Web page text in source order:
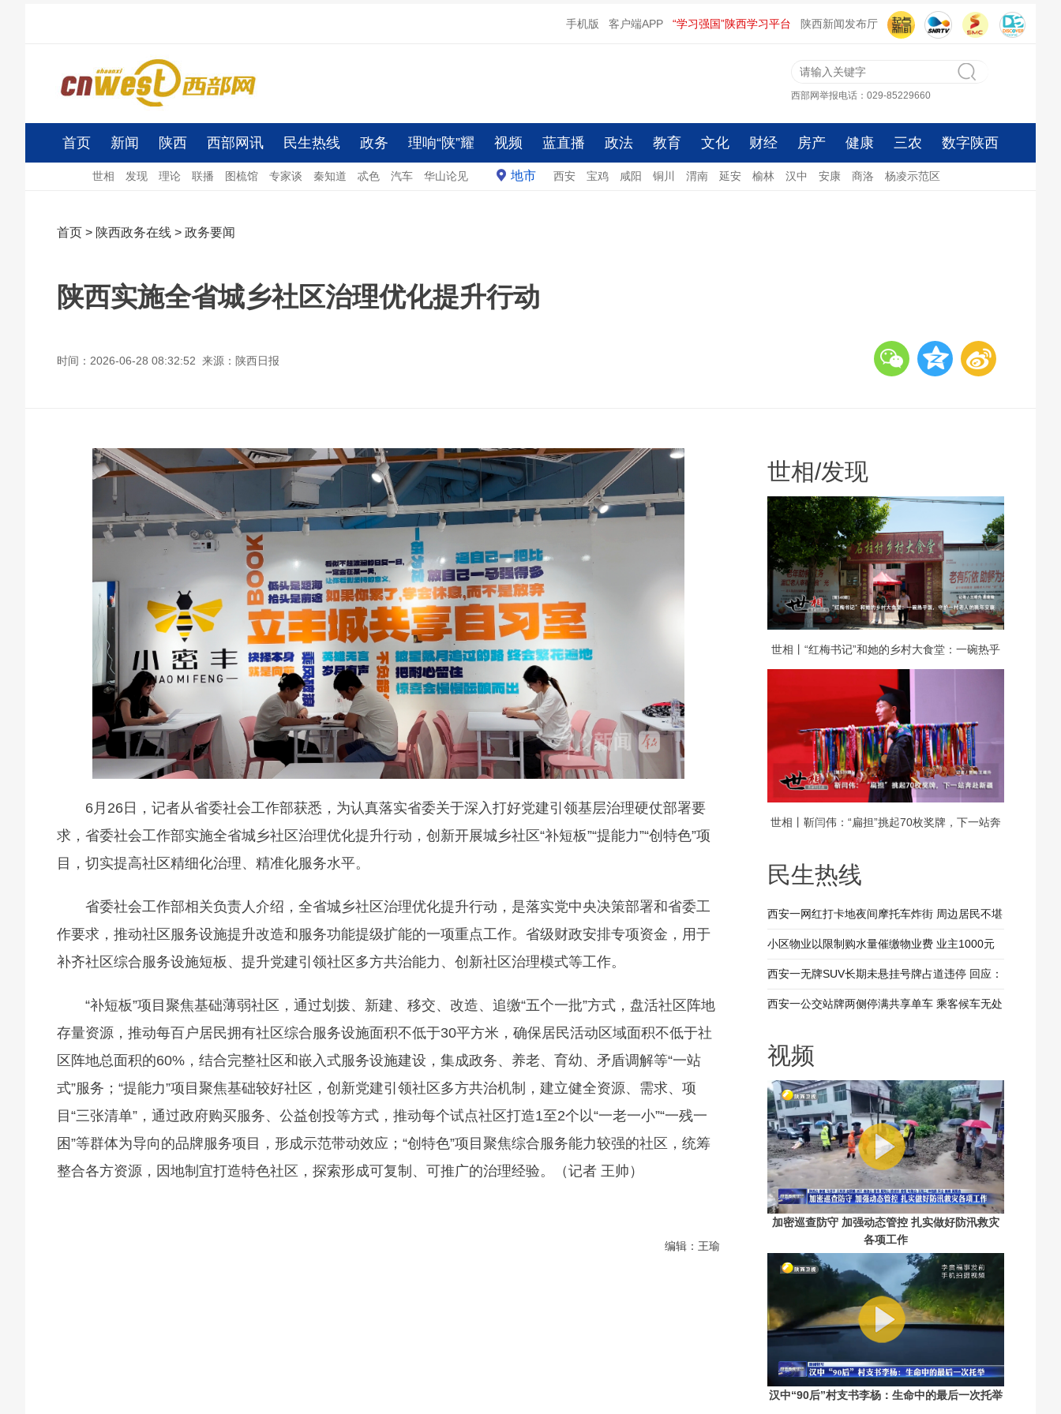
手机版 客户端APP “学习强国”陕西学习平台 陕西新闻发布厅
西部网举报电话：029-85229660
首页 新闻 陕西 西部网讯 民生热线 政务 理响“陕”耀 视频 蓝直播 政法 教育 文化 财经 房产 健康 三农 数字陕西
世相 发现 理论 联播 图梳馆 专家谈 秦知道 忒色 汽车 华山论见 地市 西安 宝鸡 咸阳 铜川 渭南 延安 榆林 汉中 安康 商洛 杨凌示范区
首页 > 陕西政务在线 > 政务要闻
陕西实施全省城乡社区治理优化提升行动
时间：2026-06-28 08:32:52 来源：陕西日报
6月26日，记者从省委社会工作部获悉，为认真落实省委关于深入打好党建引领基层治理硬仗部署要
求，省委社会工作部实施全省城乡社区治理优化提升行动，创新开展城乡社区“补短板”“提能力”“创特色”项
目，切实提高社区精细化治理、精准化服务水平。
省委社会工作部相关负责人介绍，全省城乡社区治理优化提升行动，是落实党中央决策部署和省委工
作要求，推动社区服务设施提升改造和服务功能提级扩能的一项重点工作。省级财政安排专项资金，用于
补齐社区综合服务设施短板、提升党建引领社区多方共治能力、创新社区治理模式等工作。
“补短板”项目聚焦基础薄弱社区，通过划拨、新建、移交、改造、追缴“五个一批”方式，盘活社区阵地
存量资源，推动每百户居民拥有社区综合服务设施面积不低于30平方米，确保居民活动区域面积不低于社
区阵地总面积的60%，结合完整社区和嵌入式服务设施建设，集成政务、养老、育幼、矛盾调解等“一站
式”服务；“提能力”项目聚焦基础较好社区，创新党建引领社区多方共治机制，建立健全资源、需求、项
目“三张清单”，通过政府购买服务、公益创投等方式，推动每个试点社区打造1至2个以“一老一小”“一残一
困”等群体为导向的品牌服务项目，形成示范带动效应；“创特色”项目聚焦综合服务能力较强的社区，统筹
整合各方资源，因地制宜打造特色社区，探索形成可复制、可推广的治理经验。（记者 王帅）
编辑：王瑜
世相/发现
世相丨“红梅书记”和她的乡村大食堂：一碗热乎
饭，守护一村老人的晚年安康
世相丨靳闫伟：“扁担”挑起70枚奖牌，下一站奔
民生热线
西安一网红打卡地夜间摩托车炸街 周边居民不堪
其扰 回应：将持续开展专项整治行动
小区物业以限制购水量催缴物业费 业主1000元
装修押金抵扣物业费 兴平市住建局：已责令物业
整改
西安一无牌SUV长期未悬挂号牌占道违停 回应：
驾驶人被记9分罚款200元
西安一公交站牌两侧停满共享单车 乘客候车无处
视频
加密巡查防守 加强动态管控 扎实做好防汛救灾
各项工作
汉中“90后”村支书李杨：生命中的最后一次托举